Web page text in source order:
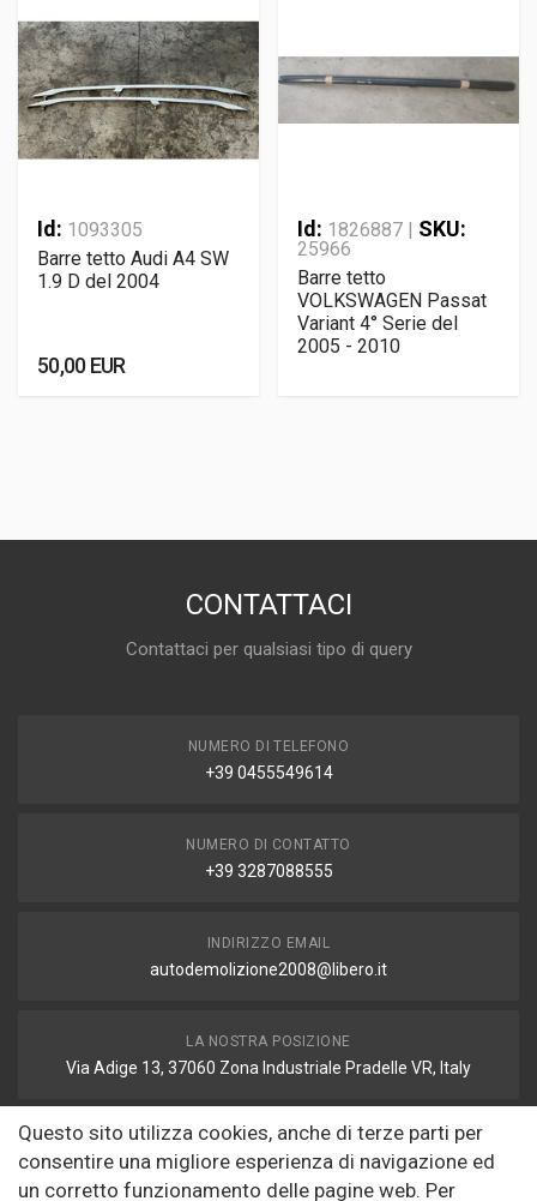
Id: 1093305
Barre tetto Audi A4 SW
1.9 D del 2004
50,00 EUR
Id: 1826887 | SKU:
25966
Barre tetto
VOLKSWAGEN Passat
Variant 4° Serie del
2005 - 2010
CONTATTACI
Contattaci per qualsiasi tipo di query
NUMERO DI TELEFONO
+39 0455549614
NUMERO DI CONTATTO
+39 3287088555
INDIRIZZO EMAIL
autodemolizione2008@libero.it
LA NOSTRA POSIZIONE
Via Adige 13, 37060 Zona Industriale Pradelle VR, Italy
FAX
autodemolizione2008@libero.it
Questo sito utilizza cookies, anche di terze parti per
consentire una migliore esperienza di navigazione ed
un corretto funzionamento delle pagine web. Per